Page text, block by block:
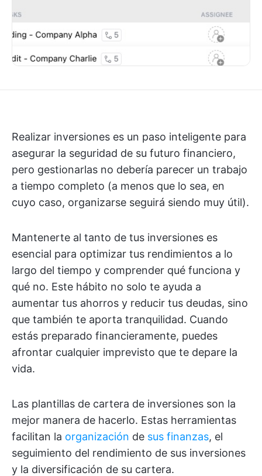
Realizar inversiones es un paso inteligente para
asegurar la seguridad de su futuro financiero,
pero gestionarlas no debería parecer un trabajo
a tiempo completo (a menos que lo sea, en
cuyo caso, organizarse seguirá siendo muy útil).
Mantenerte al tanto de tus inversiones es
esencial para optimizar tus rendimientos a lo
largo del tiempo y comprender qué funciona y
qué no. Este hábito no solo te ayuda a
aumentar tus ahorros y reducir tus deudas, sino
que también te aporta tranquilidad. Cuando
estás preparado financieramente, puedes
afrontar cualquier imprevisto que te depare la
vida.
Las plantillas de cartera de inversiones son la
mejor manera de hacerlo. Estas herramientas
facilitan la organización de sus finanzas, el
seguimiento del rendimiento de sus inversiones
y la diversificación de su cartera.